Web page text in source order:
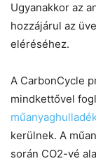
Ugyanakkor az
hozzájárul az
eléréséhez.
A CarbonCycle
mindkettővel
kerülnek. A
során CO2-vé